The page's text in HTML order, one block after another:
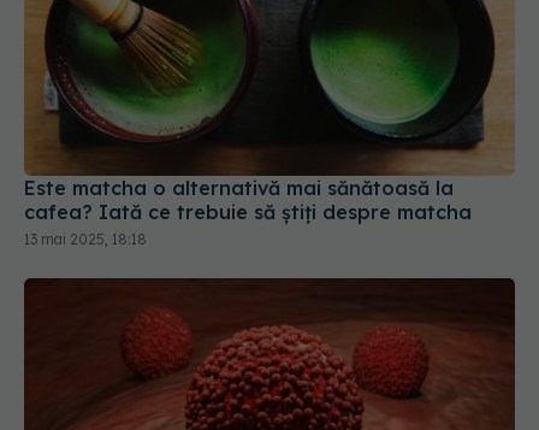
Este matcha o alternativă mai sănătoasă la
cafea? Iată ce trebuie să știți despre matcha
13 mai 2025, 18:18